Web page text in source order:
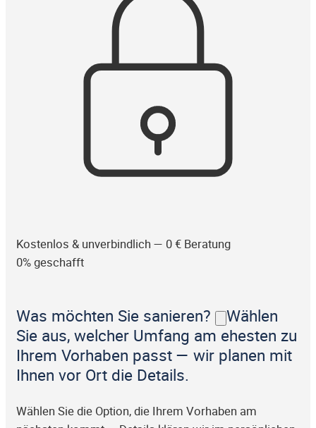
Kostenlos & unverbindlich — 0 € Beratung
0% geschafft
Was möchten Sie sanieren?
Wählen
Sie aus, welcher Umfang am ehesten zu
Ihrem Vorhaben passt — wir planen mit
Ihnen vor Ort die Details.
Wählen Sie die Option, die Ihrem Vorhaben am